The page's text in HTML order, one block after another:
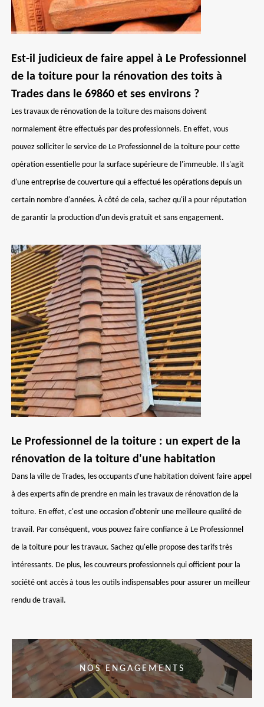
Est-il judicieux de faire appel à Le Professionnel
de la toiture pour la rénovation des toits à
Trades dans le 69860 et ses environs ?
Les travaux de rénovation de la toiture des maisons doivent
normalement être effectués par des professionnels. En effet, vous
pouvez solliciter le service de Le Professionnel de la toiture pour cette
opération essentielle pour la surface supérieure de l'immeuble. Il s'agit
d'une entreprise de couverture qui a effectué les opérations depuis un
certain nombre d'années. À côté de cela, sachez qu'il a pour réputation
de garantir la production d'un devis gratuit et sans engagement.
Le Professionnel de la toiture : un expert de la
rénovation de la toiture d'une habitation
Dans la ville de Trades, les occupants d'une habitation doivent faire appel
à des experts afin de prendre en main les travaux de rénovation de la
toiture. En effet, c'est une occasion d'obtenir une meilleure qualité de
travail. Par conséquent, vous pouvez faire confiance à Le Professionnel
de la toiture pour les travaux. Sachez qu'elle propose des tarifs très
intéressants. De plus, les couvreurs professionnels qui officient pour la
société ont accès à tous les outils indispensables pour assurer un meilleur
rendu de travail.
NOS ENGAGEMENTS